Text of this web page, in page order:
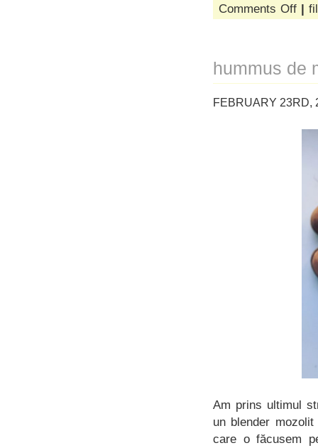
Comments Offon
de
|
hummus de
FEBRUARY
Am prins ultimul
un blender
care o făcusem